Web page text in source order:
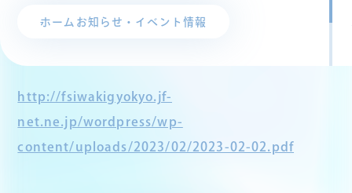
ホーム お知らせ・イベント情報
http://fsiwakigyokyo.jf-
net.ne.jp/wordpress/wp-
content/uploads/2023/02/2023-02-02.pdf